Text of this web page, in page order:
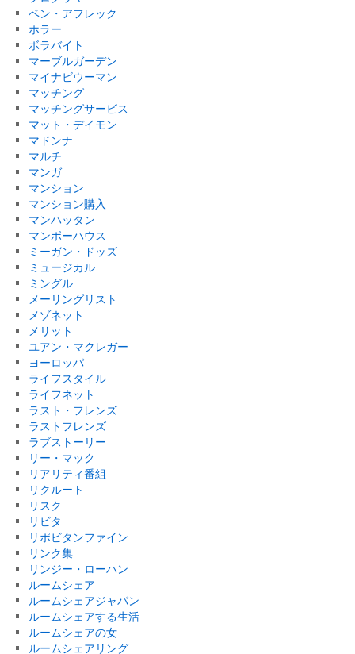
ベン・アフレック
ホラー
ボラバイト
マーブルガーデン
マイナビウーマン
マッチング
マッチングサービス
マット・デイモン
マドンナ
マルチ
マンガ
マンション
マンション購入
マンハッタン
マンボーハウス
ミーガン・ドッズ
ミュージカル
ミングル
メーリングリスト
メゾネット
メリット
ユアン・マクレガー
ヨーロッパ
ライフスタイル
ライフネット
ラスト・フレンズ
ラストフレンズ
ラブストーリー
リー・マック
リアリティ番組
リクルート
リスク
リビタ
リポビタンファイン
リンク集
リンジー・ローハン
ルームシェア
ルームシェアジャパン
ルームシェアする生活
ルームシェアの女
ルームシェアリング